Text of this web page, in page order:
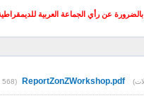
بالضرورة عن رأي الجماعة العربية
ReportZonZWorkshop.pdf (568 التنزيلات)